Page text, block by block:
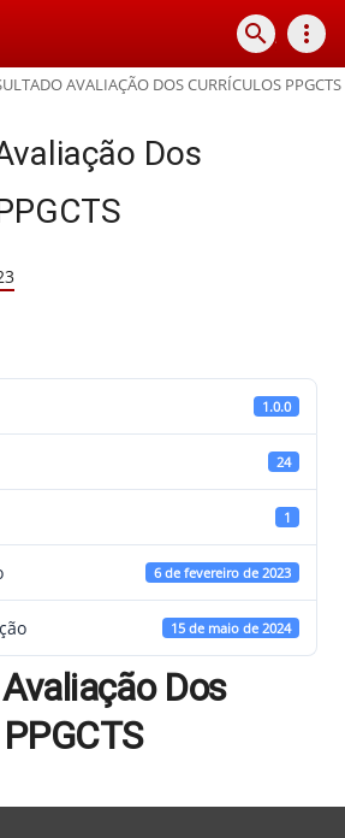
search more_vert
AVALIAÇÃO DOS CURRÍCULOS PPGCTS
Dos
1.0.0
24
1
6 de fevereiro de 2023
15 de maio de 2024
Dos